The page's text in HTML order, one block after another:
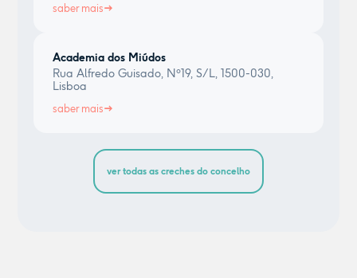
saber mais
Academia dos Miúdos
Rua Alfredo Guisado, Nº19, S/L, 1500-030,
Lisboa
saber mais
ver todas as creches do concelho